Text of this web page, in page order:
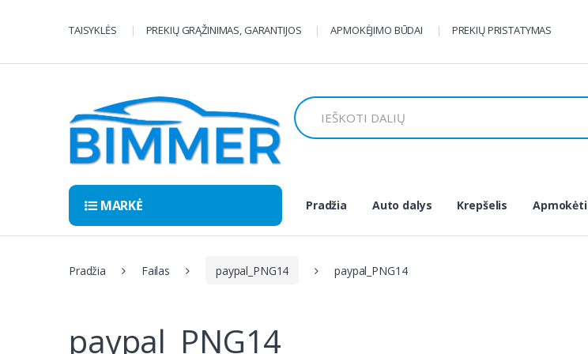
TAISYKLĖS PREKIŲ GRĄŽINIMAS, GARANTIJOS APMOKĖJIMO BŪDAI PREKIŲ PRISTATYMAS
Ieškoti:
MARKĖ Pradžia Auto dalys Krepšelis Apmokėti
Pradžia Failas paypal_PNG14 paypal_PNG14
paypal_PNG14